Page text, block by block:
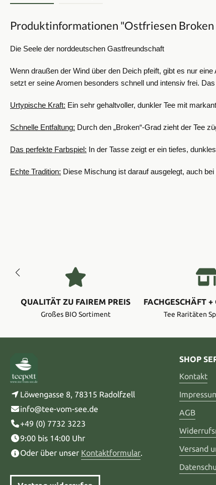
Produktinformationen "Ostfriesen
Die Seele der norddeutschen Gastfreundschaft
Wenn draußen der Wind über den Deich pfeift, gibt es nur
setzt er seine Aromen besonders schnell und intensiv frei.
Urtypische Kraft: Ein sehr gehaltvoller, dunkler Tee mit
Schnelle Entfaltung: Durch den „Broken“-Grad zieht der Tee
Das perfekte Farbspiel: In der Tasse zeigt er ein tiefes,
Echte Tradition: Diese Mischung ist darauf ausgelegt, auch
QUALITÄT ZU FAIREM PREIS
Großes BIO Sortiment
FACHGESCHÄFT
Tee Raritäten
Löwengasse 8, 78315 Radolfzell
info@tee-vom-see.de
+49 (0) 7732 3223
9:00 bis 14:00 Uhr
Oder über unser Kontaktformular.
SHOP
Kontakt
AGB
Versand